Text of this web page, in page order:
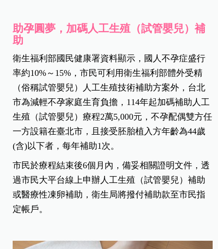
助孕圓夢，加碼人工生殖（試管嬰兒）補
助
衛生福利部國民健康署資料顯示，國人不孕症盛行
率約10%～15%，市民可利用衛生福利部體外受精
（俗稱試管嬰兒）人工生殖技術補助方案外，台北
市為減輕不孕家庭生育負擔，114年起加碼補助人工
生殖（試管嬰兒）療程2萬5,000元，不孕配偶雙方任
一方設籍在臺北市，且接受胚胎植入方年齡為44歲
(含)以下者，每年補助1次。
市民於療程結束後6個月內，備妥相關證明文件，透
過市民大平台線上申辦人工生殖（試管嬰兒）補助
或醫療性凍卵補助，衛生局將撥付補助款至市民指
定帳戶。